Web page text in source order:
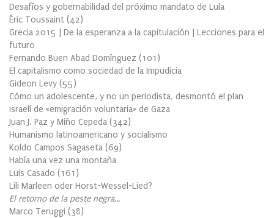
Desafíos y gobernabilidad del próximo mandato de Lula
Éric Toussaint (42)
Grecia 2015 | De la esperanza a la capitulación | Lecciones para el
futuro
Fernando Buen Abad Domínguez (101 )
El capitalismo como sociedad de la Impudicia
Gideon Levy (55)
Cómo un adolescente, y no un periodista, desmontó el plan
israelí de «emigración voluntaria» de Gaza
Juan J. Paz y Miño Cepeda (342)
Humanismo latinoamericano y socialismo
Koldo Campos Sagaseta (69)
Había una vez una montaña
Luis Casado (161 )
Lili Marleen oder Horst-Wessel-Lied?
El retorno de la peste negra…
Marco Teruggi (38)